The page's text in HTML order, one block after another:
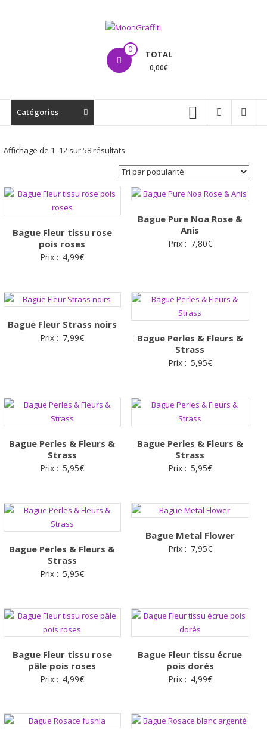
MoonGraffiti 0 TOTAL
0,00€
Catégories
Affichage de 1–12 sur 58 résultatsTrié
par
popularité
Bague Fleur tissu rose
pois roses
Prix : 4,99€
Bague Pure Noa Rose &
Anis
Prix : 7,80€
Bague Fleur Strass noirs
Prix : 7,99€
Bague Perles & Fleurs &
Strass
Prix : 5,95€
Bague Perles & Fleurs &
Strass
Prix : 5,95€
Bague Perles & Fleurs &
Strass
Prix : 5,95€
Bague Perles & Fleurs &
Strass
Prix : 5,95€
Bague Metal Flower
Prix : 7,95€
Bague Fleur tissu rose
pâle pois roses
Prix : 4,99€
Bague Fleur tissu écrue
pois dorés
Prix : 4,99€